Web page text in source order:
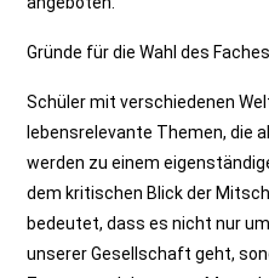
Gründe für die Wahl des Faches
Schüler mit verschiedenen
lebensrelevante Themen, die
werden zu einem
dem kritischen Blick der
bedeutet, dass es nicht nur
unserer Gesellschaft geht,